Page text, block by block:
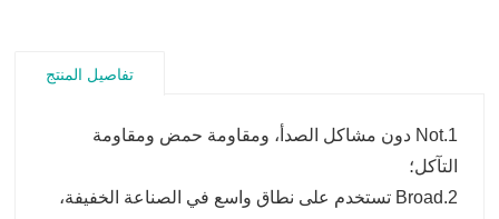
تفاصيل المنتج
1.Not دون مشاكل الصدأ، ومقاومة حمض ومقاومة
التآكل؛
2.Broad تستخدم على نطاق واسع في الصناعة الخفيفة،